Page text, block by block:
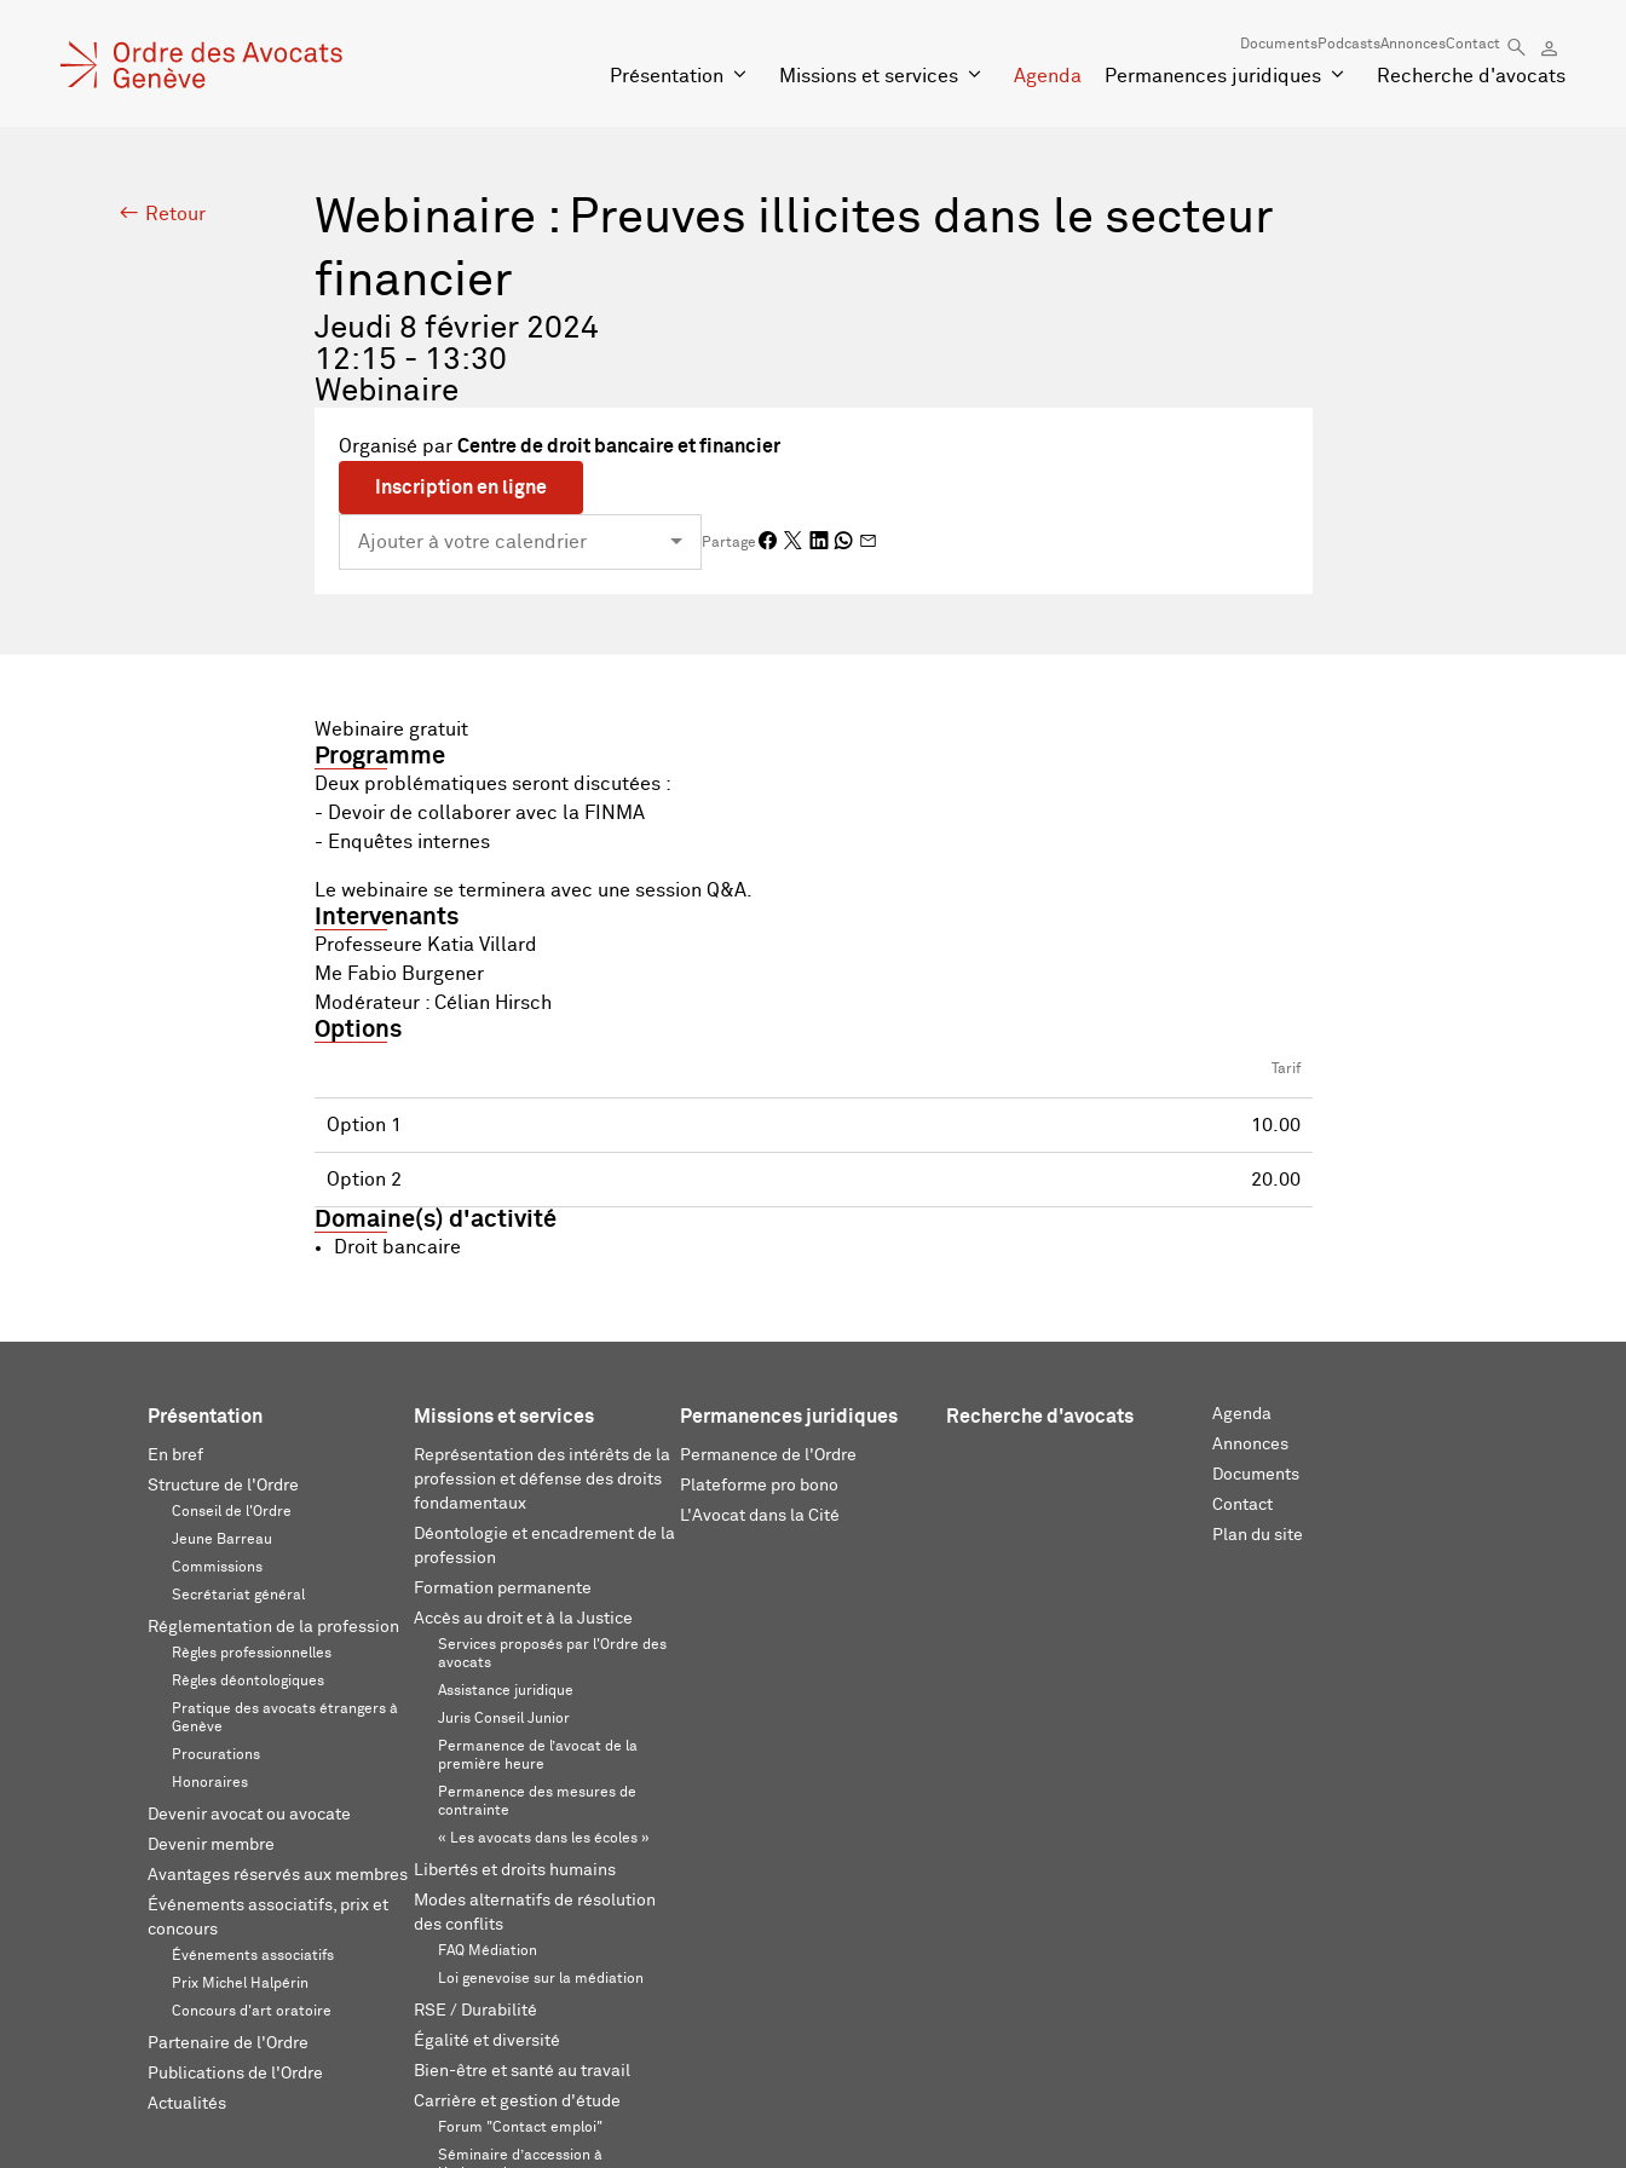
DocumentsPodcastsAnnoncesContact
Présentation Missions et services Agenda Permanences juridiques Recherche d'avocats
Retour
Webinaire : Preuves illicites dans le secteur
financier
Jeudi 8 février 2024
12:15 - 13:30
Webinaire
Organisé par Centre de droit bancaire et financier
Inscription en ligne
Partage
Webinaire gratuit
Programme
Deux problématiques seront discutées :
- Devoir de collaborer avec la FINMA
- Enquêtes internes
Le webinaire se terminera avec une session Q&A.
Intervenants
Professeure Katia Villard
Me Fabio Burgener
Modérateur : Célian Hirsch
Options
Tarif
Option 1 10.00
Option 2 20.00
Domaine(s) d'activité
Droit bancaire
Présentation
En bref
Structure de l'Ordre
Conseil de l'Ordre
Jeune Barreau
Commissions
Secrétariat général
Réglementation de la profession
Règles professionnelles
Règles déontologiques
Pratique des avocats étrangers à
Genève
Procurations
Honoraires
Devenir avocat ou avocate
Devenir membre
Avantages réservés aux membres
Événements associatifs, prix et
concours
Événements associatifs
Prix Michel Halpérin
Concours d'art oratoire
Partenaire de l'Ordre
Publications de l'Ordre
Actualités
Missions et services
Représentation des intérêts de la
profession et défense des droits
fondamentaux
Déontologie et encadrement de la
profession
Formation permanente
Accès au droit et à la Justice
Services proposés par l'Ordre des
avocats
Assistance juridique
Juris Conseil Junior
Permanence de l’avocat de la
première heure
Permanence des mesures de
contrainte
« Les avocats dans les écoles »
Libertés et droits humains
Modes alternatifs de résolution
des conflits
FAQ Médiation
Loi genevoise sur la médiation
RSE / Durabilité
Égalité et diversité
Bien-être et santé au travail
Carrière et gestion d'étude
Forum "Contact emploi"
Séminaire d’accession à
Permanences juridiques
Permanence de l'Ordre
Plateforme pro bono
L'Avocat dans la Cité
Recherche d'avocats
Agenda
Annonces
Documents
Contact
Plan du site